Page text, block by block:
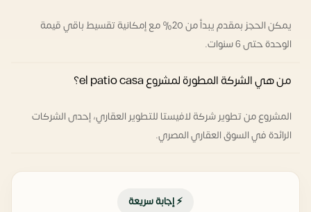
يمكن الحجز بمقدم يبدأ من 20% مع إمكانية تقسيط باقي قيمة
الوحدة حتى 6 سنوات.
من هي الشركة المطورة لمشروع el patio casa؟
المشروع من تطوير شركة لافيستا للتطوير العقاري، إحدى الشركات
الرائدة في السوق العقاري المصري.
⚡ إجابة سريعة